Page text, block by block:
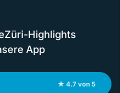
Highlights
App
★ 4.7 von 5